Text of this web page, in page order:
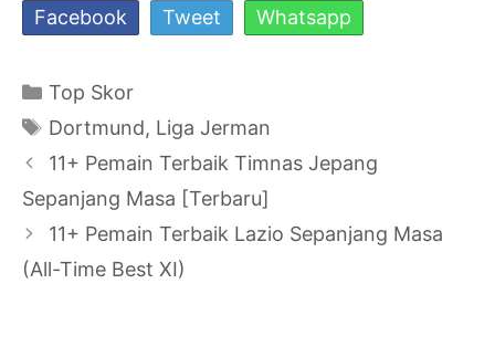
Facebook Tweet Whatsapp
Kategori
Top Skor
Tag
Dortmund, Liga Jerman
Navigasi
Tulisan
11+ Pemain Terbaik Timnas Jepang
Sepanjang Masa [Terbaru]
11+ Pemain Terbaik Lazio Sepanjang Masa
(All-Time Best XI)